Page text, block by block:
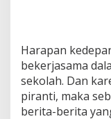
Harapan
bekerjasama
sekolah. Dan
piranti, maka
berita-berita